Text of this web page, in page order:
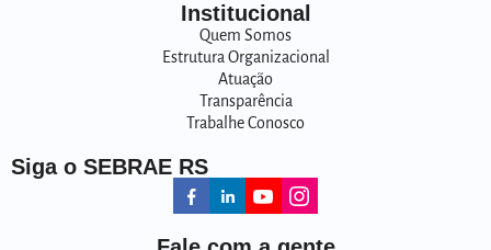
Institucional
Quem Somos
Estrutura Organizacional
Atuação
Transparência
Trabalhe Conosco
Siga o SEBRAE RS